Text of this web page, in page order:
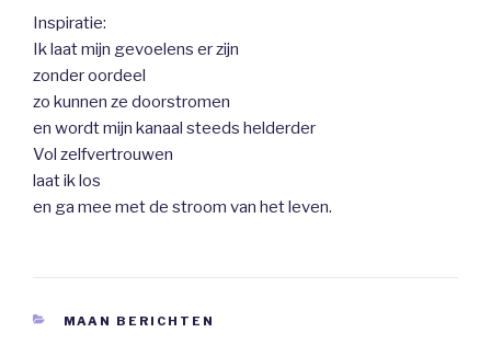
Inspiratie:
Ik laat mijn gevoelens er zijn
zonder oordeel
zo kunnen ze doorstromen
en wordt mijn kanaal steeds helderder
Vol zelfvertrouwen
laat ik los
en ga mee met de stroom van het leven.
CATEGORIEËN
MAAN BERICHTEN